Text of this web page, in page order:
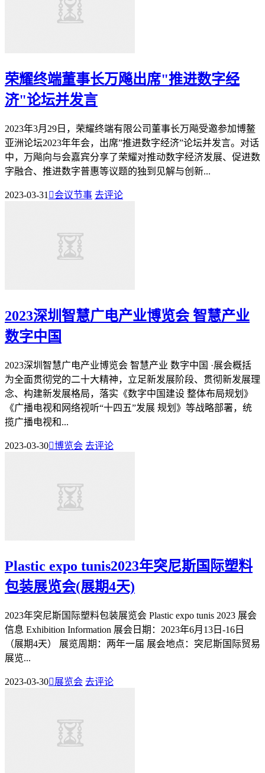
荣耀终端董事长万飚出席"推进数字经
济"论坛并发言
2023年3月29日，荣耀终端有限公司董事长万飚受邀参加博鳌
亚洲论坛2023年年会，出席”推进数字经济”论坛并发言。对话
中，万飚向与会嘉宾分享了荣耀对推动数字经济发展、促进数
字融合、推进数字普惠等议题的独到见解与创新...
2023-03-31 会议节事 去评论
2023深圳智慧广电产业博览会 智慧产业
数字中国
2023深圳智慧广电产业博览会 智慧产业 数字中国 ·展会概括
为全面贯彻党的二十大精神，立足新发展阶段、贯彻新发展理
念、构建新发展格局，落实《数字中国建设 整体布局规划》
《广播电视和网络视听“十四五”发展 规划》等战略部署，统
揽广播电视和...
2023-03-30博览会 去评论
Plastic expo tunis2023年突尼斯国际塑料
包装展览会(展期4天)
2023年突尼斯国际塑料包装展览会 Plastic expo tunis 2023 展会
信息 Exhibition Information 展会日期：2023年6月13日-16日
（展期4天） 展览周期：两年一届 展会地点：突尼斯国际贸易
展览...
2023-03-30展览会 去评论